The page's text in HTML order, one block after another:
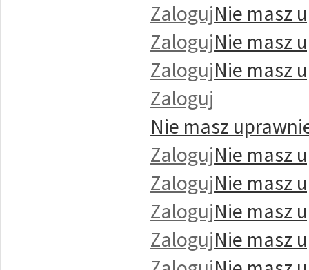
ZalogujNie masz
ZalogujNie masz
ZalogujNie masz
Zaloguj
Nie masz
ZalogujNie masz
ZalogujNie masz
ZalogujNie masz
ZalogujNie masz